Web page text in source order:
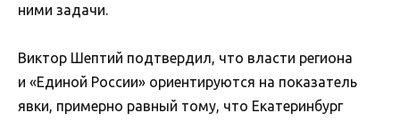
ними задачи.
Виктор Шептий подтвердил, что власти региона
и «Единой России» ориентируются на показатель
явки, примерно равный тому, что Екатеринбург